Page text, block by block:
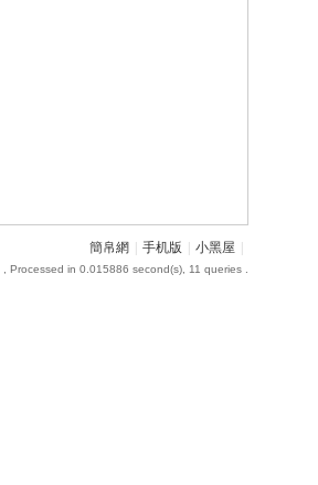
簡帛網 手机版 小黑屋
, Processed in 0.015886 second(s), 11 queries .